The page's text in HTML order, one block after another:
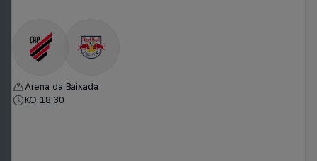
Arena da Baixada
KO 18:30